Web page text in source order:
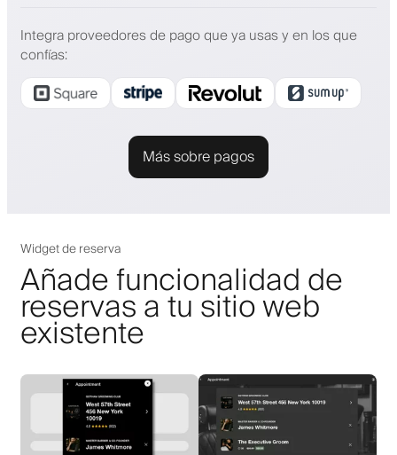
Integra proveedores de pago que ya usas y en los que
confías:
Más sobre pagos
Widget de reserva
Añade funcionalidad de
reservas a tu sitio web
existente